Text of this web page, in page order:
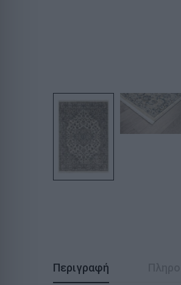
Περιγραφή